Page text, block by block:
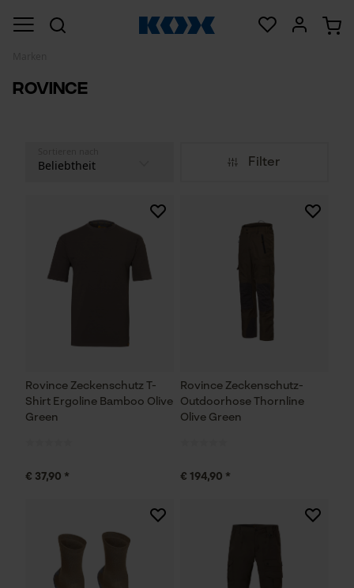
Rovince
Filter
Rovince Zeckenschutz T-
Shirt Ergoline Bamboo Olive
Green
€ 37,90 *
Rovince Zeckenschutz-
Outdoorhose Thornline
Olive Green
€ 194,90 *